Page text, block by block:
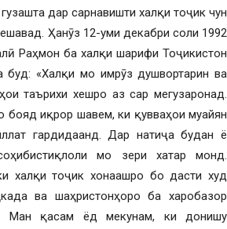
дар сарнавишти халқи тоҷик чун
Ҳанӯз 12-уми декабри соли 1992
Раҳмон ба халқи шарифи Тоҷикистон
буд: «Халқи мо имрӯз душвортарин ва
таърихи хешро аз сар мегузаронад.
бояд иқрор шавем, ки қувваҳои муайян
гардидаанд. Дар натиҷа будан ё
мо зери хатар монд.
халқи тоҷик хонаашро бо дасти худ
ва шаҳристонҳоро ба харобазор
Ман қасам ёд мекунам, ки донишу